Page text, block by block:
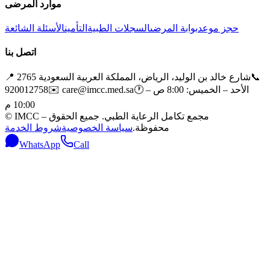
موارد المرضى
حجز موعدبوابة المرضىالسجلات الطبية التأمينالأسئلة الشائعة
اتصل بنا
📍 2765 شارع خالد بن الوليد، الرياض، المملكة العربية السعودية📞
920012758✉️ care@imcc.med.sa🕐 الأحد – الخميس: 8:00 ص –
10:00 م
© IMCC – مجمع تكامل الرعاية الطبي. جميع الحقوق
محفوظة.سياسة الخصوصيةشروط الخدمة
WhatsApp
Call